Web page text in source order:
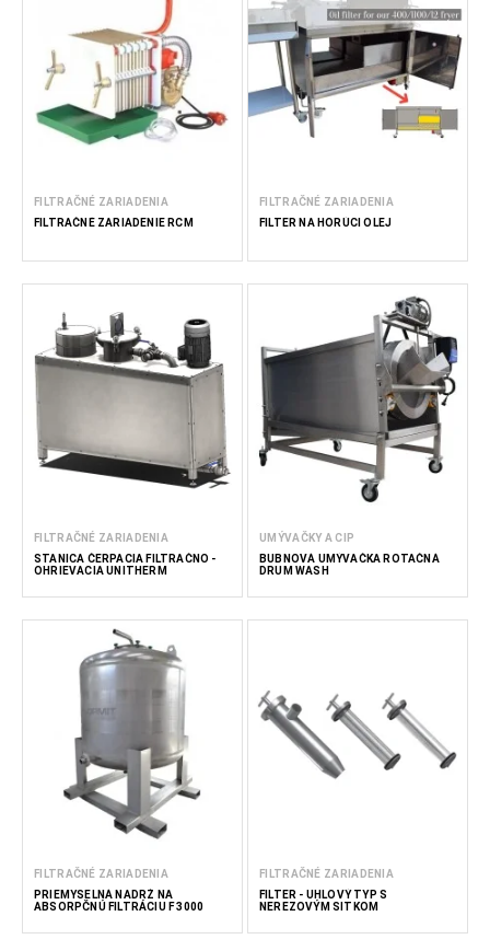
Spoločnosť FoodTechProcess ponúka moderné filtračné
systémy prispôsobené rôznym odvetviam. Tieto technológie
kombinujú vysokú účinnosť, robustný dizajn a jednoduchú
údržbu, aby bolo možné dosiahnuť maximálnu čistotu a
spoľahlivosť vo výrobných procesoch.
FILTRAČNÉ ZARIADENIA
FILTRAČNÉ ZARIADENIE RCM
FILTRAČNÉ ZARIADENIA
FILTER NA HORÚCI OLEJ
FILTRAČNÉ ZARIADENIA
STANICA ČERPACIA FILTRAČNO -
OHRIEVACIA UNITHERM
UMÝVAČKY A CIP
BUBNOVÁ UMÝVAČKA ROTAČNÁ
DRUM WASH
FILTRAČNÉ ZARIADENIA
PRIEMYSELNÁ NADRŽ NA
ABSORPČNÚ FILTRÁCIU F 3000
FILTRAČNÉ ZARIADENIA
FILTER - UHLOVÝ TYP S
NEREZOVÝM SITKOM